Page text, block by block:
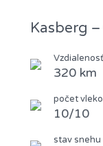
Kasberg
320 km
počet
10/10
stav snehu